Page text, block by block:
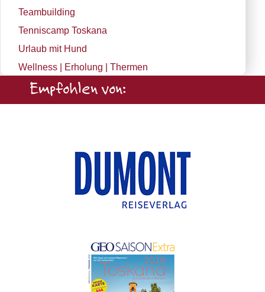
Teambuilding
Tenniscamp Toskana
Urlaub mit Hund
Wellness | Erholung | Thermen
Empfohlen von: